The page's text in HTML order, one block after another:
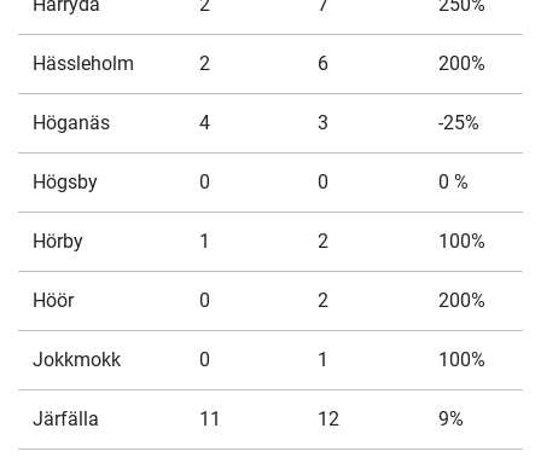
Hässleholm 2 6 200%
Höganäs 4 3 -25%
Högsby 0 0 0 %
Hörby 1 2 100%
Höör 0 2 200%
Jokkmokk 0 1 100%
Järfälla 11 12 9%